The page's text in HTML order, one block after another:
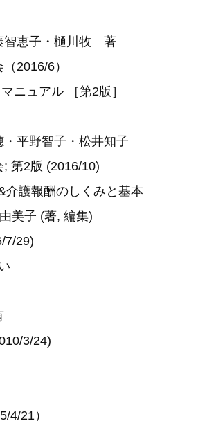
智恵子・樋川牧 著
2016/6）
ニュアル ［第2版］
・平野智子・松井知子
第2版 (2016/10)
介護報酬のしくみと基本
美子 (著, 編集)
7/29)
3/24)
4/21）